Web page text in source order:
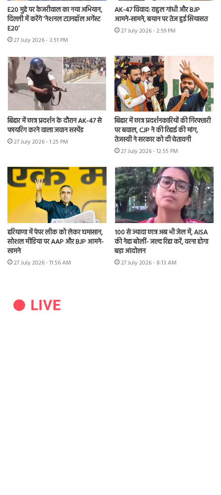
E20 मुद्दे पर केजरीवाल का नया अभियान,
दिल्ली में करेंगे ‘नेशनल टाउनहॉल अगेंस्ट
E20’
27 July 2026 - 3:51 PM
AK-47 विवाद: राहुल गांधी और BJP
आमने-सामने, बयान पर तेज हुई सियासत
27 July 2026 - 2:59 PM
बिहार में छात्र प्रदर्शन के दौरान AK-47 से
फायरिंग करने वाला जवान सस्पेंड
27 July 2026 - 1:25 PM
बिहार में छात्र प्रदर्शनकारियों की गिरफ्तारी
पर बवाल, CJP ने की रिहाई की मांग,
तेजस्वी ने सरकार को दी चेतावनी
27 July 2026 - 12:55 PM
हरियाणा में पेपर लीक को लेकर घमासान,
सोशल मीडिया पर AAP और BJP आमने-
सामने
27 July 2026 - 11:56 AM
100 से ज्यादा छात्र अब भी जेल में, AISA
की नेहा बोलीं- जल्द रिहा करें, वरना होगा
बड़ा आंदोलन
27 July 2026 - 8:13 AM